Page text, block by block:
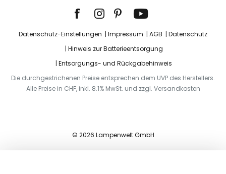
Datenschutz-Einstellungen Impressum AGB
Datenschutz
Hinweis zur Batterieentsorgung
Entsorgungs- und Rückgabehinweis
Die durchgestrichenen Preise entsprechen dem UVP des Herstellers.
Alle Preise in CHF, inkl. 8.1% MwSt. und zzgl. Versandkosten
© 2026 Lampenwelt GmbH